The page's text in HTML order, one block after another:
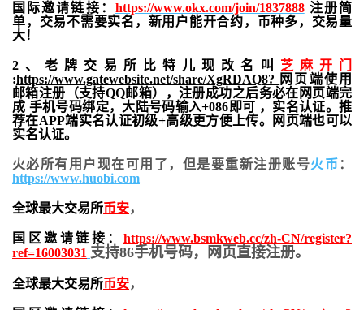
国际邀请链接： https://www.okx.com/join/1837888注册简
单，交易不需要实名，新用户能开合约， 币种多，交易量
大！
2、老牌交易所比特儿现改名叫 芝麻开门
:https://www.gatewebsite.net/share/XgRDAQ8? 网页端使用
邮箱注册（支持QQ邮箱），注册成功之后务必在网页端完
成 手机号码绑定，大陆号码输入+086即可 ，实名认证。推
荐在APP端实名认证初级+高级更方便上传。网页端也可以
实名认证。
火必所有用户现在可用了，但是要重新注册账号火币 ：
https://www.huobi.com
全球最大交易所币安，
国区邀请链接： https://www.bsmkweb.cc/zh-CN/register?
ref=16003031 支持86手机号码，网页直接注册。
全球最大交易所币安，